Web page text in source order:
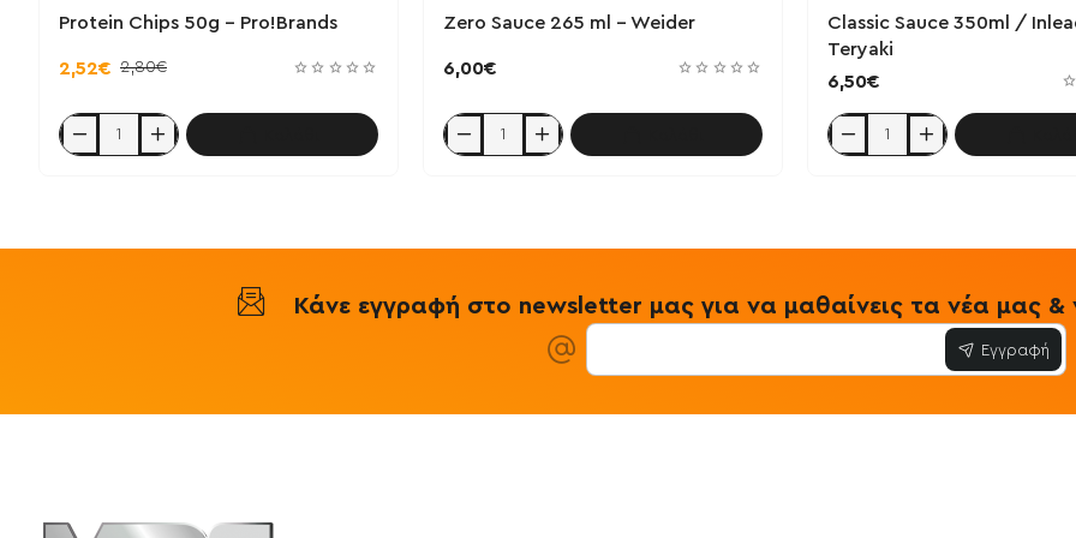
Protein Chips 50g - Pro!Brands
2,52€ 2,80€
Protein
Chips
Zero Sauce 265 ml - Weider
6,00€
Zero
Sauce
Classic Sauce 350ml /
Teryaki
6,50€
Classic
Sauce
Κάνε εγγραφή στο newsletter μας για να μαθαίνεις τα νέα μας
Εγγραφή